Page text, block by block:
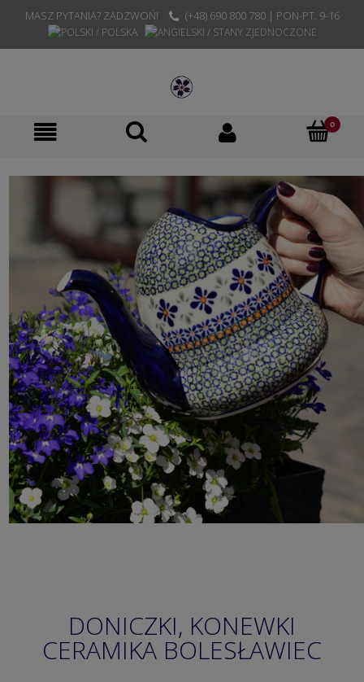
MASZ PYTANIA? ZADZWOŃ! (+48) 690 800 780 | PON-PT. 9-16
DONICZKI, KONEWKI
CERAMIKA BOLESŁAWIEC